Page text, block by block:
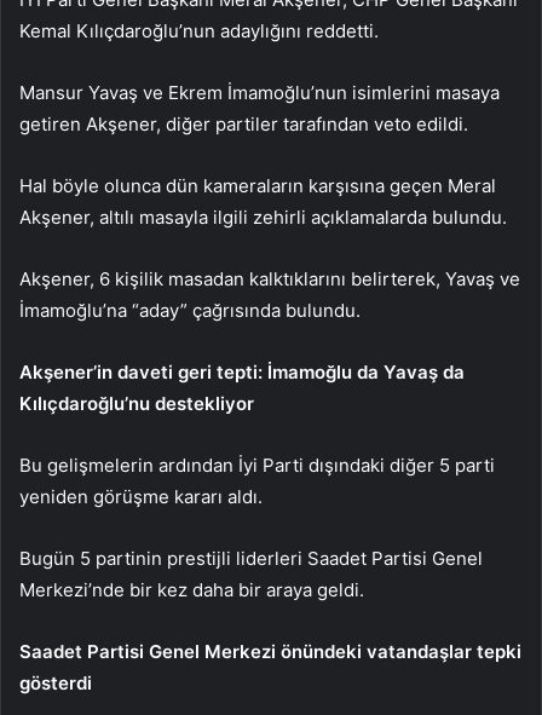
Kemal Kılıçdaroğlu’nun adaylığını reddetti.
Mansur Yavaş ve Ekrem İmamoğlu’nun isimlerini masaya
getiren Akşener, diğer partiler tarafından veto edildi.
Hal böyle olunca dün kameraların karşısına geçen Meral
Akşener, altılı masayla ilgili zehirli açıklamalarda bulundu.
Akşener, 6 kişilik masadan kalktıklarını belirterek, Yavaş ve
İmamoğlu’na “aday” çağrısında bulundu.
Akşener’in daveti geri tepti: İmamoğlu da Yavaş da
Kılıçdaroğlu’nu destekliyor
Bu gelişmelerin ardından İyi Parti dışındaki diğer 5 parti
yeniden görüşme kararı aldı.
Bugün 5 partinin prestijli liderleri Saadet Partisi Genel
Merkezi’nde bir kez daha bir araya geldi.
Saadet Partisi Genel Merkezi önündeki vatandaşlar tepki
gösterdi